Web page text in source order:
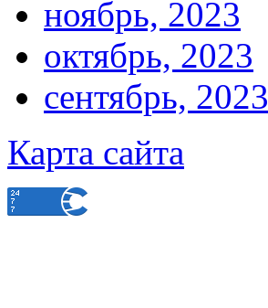
ноябрь, 2023
октябрь, 2023
сентябрь, 2023
Карта сайта